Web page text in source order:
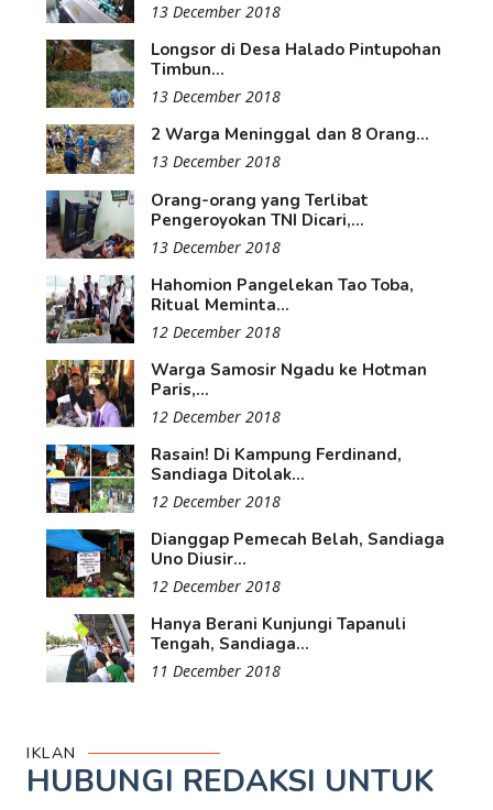
13 December 2018
Longsor di Desa Halado Pintupohan
Timbun...
13 December 2018
2 Warga Meninggal dan 8 Orang...
13 December 2018
Orang-orang yang Terlibat
Pengeroyokan TNI Dicari,...
13 December 2018
Hahomion Pangelekan Tao Toba,
Ritual Meminta...
12 December 2018
Warga Samosir Ngadu ke Hotman
Paris,...
12 December 2018
Rasain! Di Kampung Ferdinand,
Sandiaga Ditolak...
12 December 2018
Dianggap Pemecah Belah, Sandiaga
Uno Diusir...
12 December 2018
Hanya Berani Kunjungi Tapanuli
Tengah, Sandiaga...
11 December 2018
IKLAN
HUBUNGI REDAKSI UNTUK